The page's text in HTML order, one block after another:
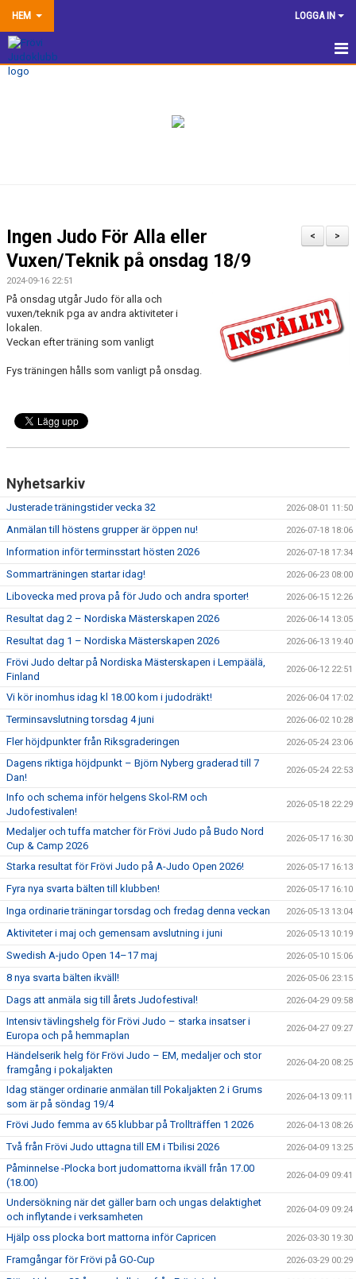
HEM LOGGA IN
HEM
DOKUMENTBANK
KONTAKTA OSS
>
<
Ingen Judo För Alla eller
Vuxen/Teknik på onsdag 18/9
2024-09-16 22:51
På onsdag utgår Judo för alla och
vuxen/teknik pga av andra aktiviteter i
lokalen.
Veckan efter träning som vanligt
Fys träningen hålls som vanligt på onsdag.
Nyhetsarkiv
Justerade träningstider vecka 32 2026-08-01 11:50
Anmälan till höstens grupper är öppen nu! 2026-07-18 18:06
Information inför terminsstart hösten 2026 2026-07-18 17:34
Sommarträningen startar idag! 2026-06-23 08:00
Libovecka med prova på för Judo och andra sporter! 2026-06-15 12:26
Resultat dag 2 – Nordiska Mästerskapen 2026 2026-06-14 13:05
Resultat dag 1 – Nordiska Mästerskapen 2026 2026-06-13 19:40
Frövi Judo deltar på Nordiska Mästerskapen i Lempäälä,
Finland
2026-06-12 22:51
Vi kör inomhus idag kl 18.00 kom i judodräkt! 2026-06-04 17:02
Terminsavslutning torsdag 4 juni 2026-06-02 10:28
Fler höjdpunkter från Riksgraderingen 2026-05-24 23:06
Dagens riktiga höjdpunkt – Björn Nyberg graderad till 7
Dan!
2026-05-24 22:53
Info och schema inför helgens Skol-RM och
Judofestivalen!
2026-05-18 22:29
Medaljer och tuffa matcher för Frövi Judo på Budo Nord
Cup & Camp 2026
2026-05-17 16:30
Starka resultat för Frövi Judo på A-Judo Open 2026! 2026-05-17 16:13
Fyra nya svarta bälten till klubben! 2026-05-17 16:10
Inga ordinarie träningar torsdag och fredag denna veckan 2026-05-13 13:04
Aktiviteter i maj och gemensam avslutning i juni 2026-05-13 10:19
Swedish A-judo Open 14–17 maj 2026-05-10 15:06
8 nya svarta bälten ikväll! 2026-05-06 23:15
Dags att anmäla sig till årets Judofestival! 2026-04-29 09:58
Intensiv tävlingshelg för Frövi Judo – starka insatser i
Europa och på hemmaplan
2026-04-27 09:27
Händelserik helg för Frövi Judo – EM, medaljer och stor
framgång i pokaljakten
2026-04-20 08:25
Idag stänger ordinarie anmälan till Pokaljakten 2 i Grums
som är på söndag 19/4
2026-04-13 09:11
Frövi Judo femma av 65 klubbar på Trollträffen 1 2026 2026-04-13 08:26
Två från Frövi Judo uttagna till EM i Tbilisi 2026 2026-04-09 13:25
Påminnelse -Plocka bort judomattorna ikväll från 17.00
(18.00)
2026-04-09 09:41
Undersökning när det gäller barn och ungas delaktighet
och inflytande i verksamheten
2026-04-09 09:24
Hjälp oss plocka bort mattorna inför Capricen 2026-03-30 19:30
Framgångar för Frövi på GO-Cup 2026-03-29 00:29